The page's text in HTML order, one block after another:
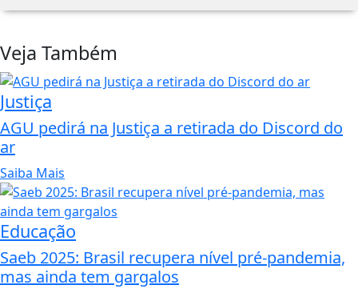
Veja Também
Justiça
AGU pedirá na Justiça a retirada do Discord do
ar
Saiba Mais
Educação
Saeb 2025: Brasil recupera nível pré-pandemia,
mas ainda tem gargalos